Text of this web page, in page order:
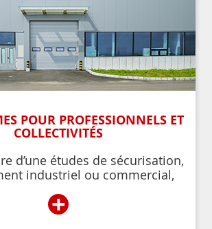
POUR PROFESSIONNELS ET
COLLECTIVITÉS
d’une études de sécurisation,
industriel ou commercial,
+